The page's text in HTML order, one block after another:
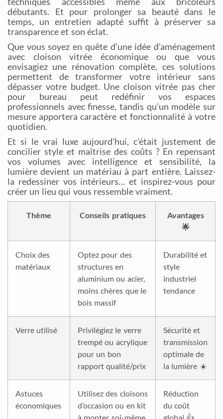
débutants. Et pour prolonger sa beauté dans le
temps, un entretien adapté suffit à préserver sa
transparence et son éclat.
Que vous soyez en quête d’une idée d’aménagement
avec cloison vitrée économique ou que vous
envisagiez une rénovation complète, ces solutions
permettent de transformer votre intérieur sans
dépasser votre budget. Une cloison vitrée pas cher
pour bureau peut redéfinir vos espaces
professionnels avec finesse, tandis qu’un modèle sur
mesure apportera caractère et fonctionnalité à votre
quotidien.
Et si le vrai luxe aujourd’hui, c’était justement de
concilier style et maîtrise des coûts ? En repensant
vos volumes avec intelligence et sensibilité, la
lumière devient un matériau à part entière. Laissez-
la redessiner vos intérieurs… et inspirez-vous pour
créer un lieu qui vous ressemble vraiment.
Thème Conseils pratiques
Avantages
🌟
Choix des
matériaux
Optez pour des
structures en
aluminium ou acier,
moins chères que le
bois massif
Durabilité et
style
industriel
tendance
Verre utilisé
Privilégiez le verre
trempé ou acrylique
pour un bon
rapport qualité/prix
Sécurité et
transmission
optimale de
la lumière ☀️
Astuces
économiques
Utilisez des cloisons
d’occasion ou en kit
Réduction
du coût